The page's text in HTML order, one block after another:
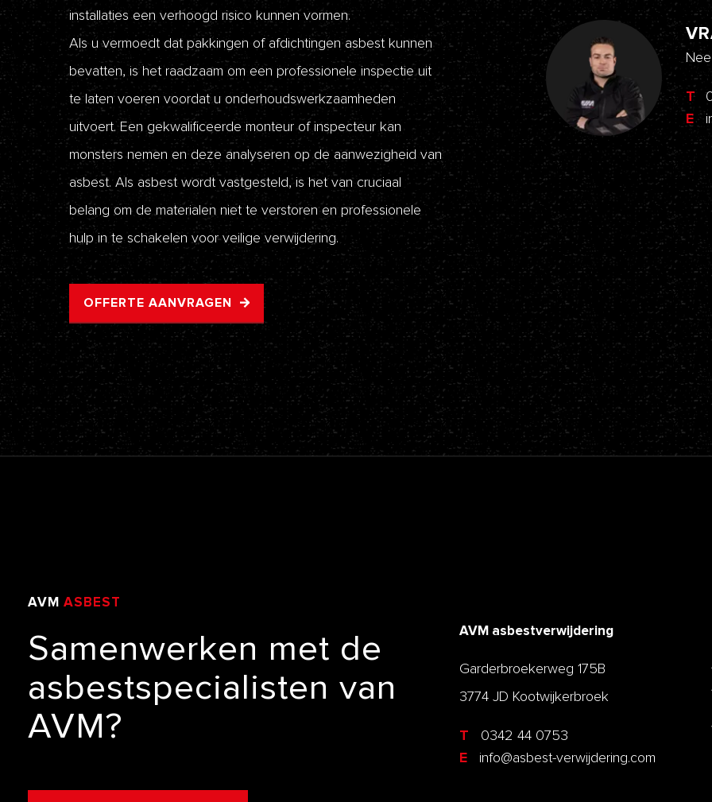
installaties een verhoogd risico kunnen vormen.
Als u vermoedt dat pakkingen of afdichtingen asbest kunnen
bevatten, is het raadzaam om een ​​professionele inspectie uit
te laten voeren voordat u onderhoudswerkzaamheden
uitvoert. Een gekwalificeerde monteur of inspecteur kan
monsters nemen en deze analyseren op de aanwezigheid van
asbest. Als asbest wordt vastgesteld, is het van cruciaal
belang om de materialen niet te verstoren en professionele
hulp in te schakelen voor veilige verwijdering.
OFFERTE AANVRAGEN
T
E
AVM ASBEST
Samenwerken met de
asbestspecialisten van
AVM?
AVM asbestverwijdering
Garderbroekerweg 175B
3774 JD Kootwijkerbroek
T
0342 44 0753
E
info@asbest-verwijdering.com